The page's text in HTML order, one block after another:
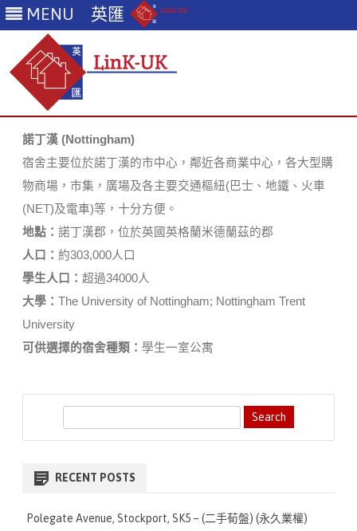
MENU 英匯
諾丁漢 (Nottingham)
宿舍主要位於諾丁漢的市中心，鄰近各商業中心，各大型購
物商場，市集，廣場及各主要交通樞紐(巴士、地鐵、火車
(NET)及電車)等，十分方便。
地點： 諾丁漢郡，位於英國英格蘭米德蘭茲的郡
人口： 約303,000人口
學生人口： 超過34000人
大學： The University of Nottingham; Nottingham Trent
University
可供選擇的宿舍種類： 學生一室公寓
h
RECENT POSTS
Polegate Avenue, Stockport, SK5 – (二手荀盤) (永久業權)